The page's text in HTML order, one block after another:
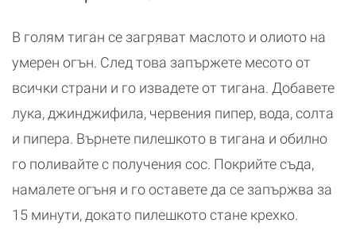
В голям тиган се загряват маслото и олиото на
умерен огън. След това запържете месото от
всички страни и го извадете от тигана. Добавете
лука, джинджифила, червения пипер, вода, солта
и пипера. Върнете пилешкото в тигана и обилно
го поливайте с получения сос. Покрийте съда,
намалете огъня и го оставете да се запържва за
15 минути, докато пилешкото стане крехко.